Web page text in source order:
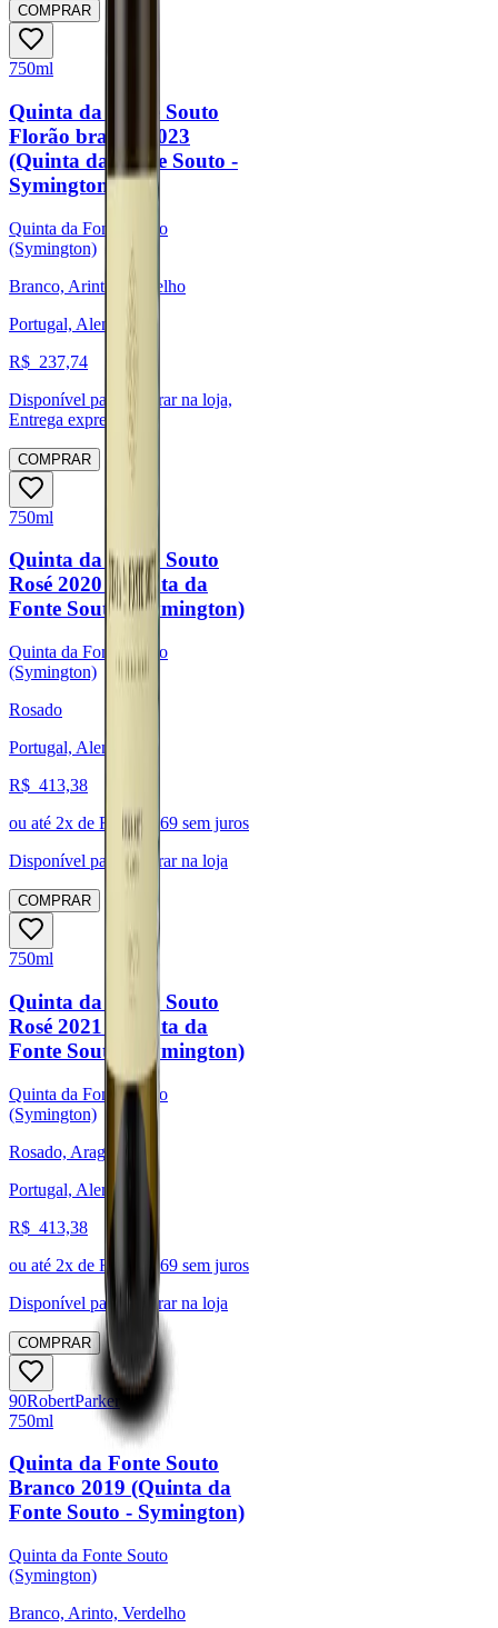
COMPRAR
750ml
Quinta da Fonte Souto
Florão branco 2023
(Quinta da Fonte Souto -
Symington)
Quinta da Fonte Souto
(Symington)
Branco, Arinto, Verdelho
Portugal, Alentejo
R$ 237,74
Disponível para:
Retirar na loja,
Entrega expressa
COMPRAR
750ml
Quinta da Fonte Souto
Rosé 2020 (Quinta da
Fonte Souto - Symington)
Quinta da Fonte Souto
(Symington)
Rosado
Portugal, Alentejo
R$ 413,38
ou até 2x de R$ 206,69 sem juros
Disponível para:
Retirar na loja
COMPRAR
750ml
Quinta da Fonte Souto
Rosé 2021 (Quinta da
Fonte Souto - Symington)
Quinta da Fonte Souto
(Symington)
Rosado, Aragonês
Portugal, Alentejo
R$ 413,38
ou até 2x de R$ 206,69 sem juros
Disponível para:
Retirar na loja
COMPRAR
90RobertParker
750ml
Quinta da Fonte Souto
Branco 2019 (Quinta da
Fonte Souto - Symington)
Quinta da Fonte Souto
(Symington)
Branco, Arinto, Verdelho